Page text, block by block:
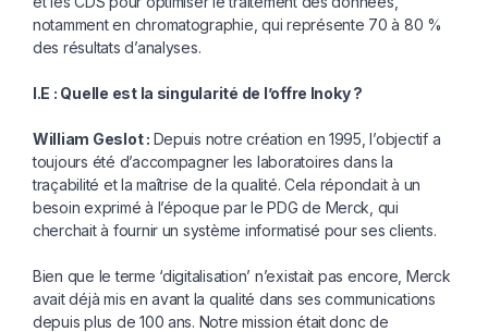
notamment en chromatographie, qui représente 70 à 80 %
des résultats d’analyses.
I.E : Quelle est la singularité de l’offre Inoky ?
William Geslot : Depuis notre création en 1995, l’objectif a
toujours été d’accompagner les laboratoires dans la
traçabilité et la maîtrise de la qualité. Cela répondait à un
besoin exprimé à l’époque par le PDG de Merck, qui
cherchait à fournir un système informatisé pour ses clients.
Bien que le terme ‘digitalisation’ n’existait pas encore, Merck
avait déjà mis en avant la qualité dans ses communications
depuis plus de 100 ans. Notre mission était donc de